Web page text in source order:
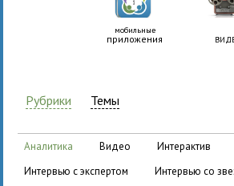
мобильные
приложения
Рубрики Темы
аналитика видео
интерактив
интервью с экспертом
интервью со